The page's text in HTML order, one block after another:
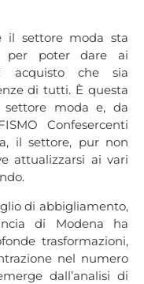
il settore moda sta
per poter dare ai
acquisto che sia
di tutti. È questa
moda e, da
Confesercenti
il settore, pur non
attualizzarsi ai vari
di abbigliamento,
di Modena ha
trasformazioni,
nel numero
dall’analisi di